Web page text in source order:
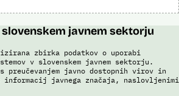
telekomunikacijskega sistema policije
telekomunikacijskega sistema policije
do informacij javnega značaja
slovenskem javnem sektorju
zbirka podatkov o uporabi
v slovenskem javnem sektorju.
preučevanjem javno dostopnih virov in
informacij javnega značaja, naslovljenimi